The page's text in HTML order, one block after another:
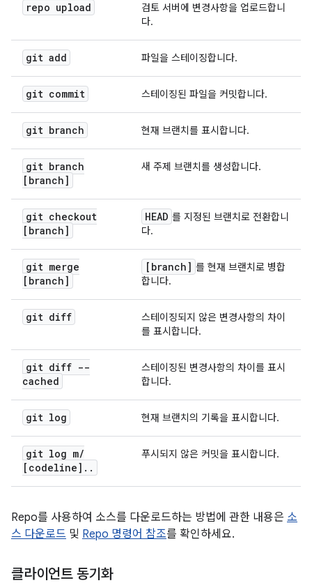
repo upload
검토 서버에 변경사항을 업로드합니
다.
git add 파일을 스테이징합니다.
git commit 스테이징된 파일을 커밋합니다.
git branch 현재 브랜치를 표시합니다.
git branch
[branch]
새 주제 브랜치를 생성합니다.
git checkout
[branch]
HEAD 를 지정된 브랜치로 전환합니
다.
git merge
[branch]
[branch] 를 현재 브랜치로 병합
합니다.
git diff
스테이징되지 않은 변경사항의 차이
를 표시합니다.
git diff --
cached
스테이징된 변경사항의 차이를 표시
합니다.
git log 현재 브랜치의 기록을 표시합니다.
git log m/
[codeline] . .
푸시되지 않은 커밋을 표시합니다.
Repo를 사용하여 소스를 다운로드하는 방법에 관한 내용은 소
스 다운로드 및 Repo 명령어 참조를 확인하세요.
클라이언트 동기화